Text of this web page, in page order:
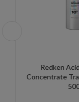
Redken
Concentrate